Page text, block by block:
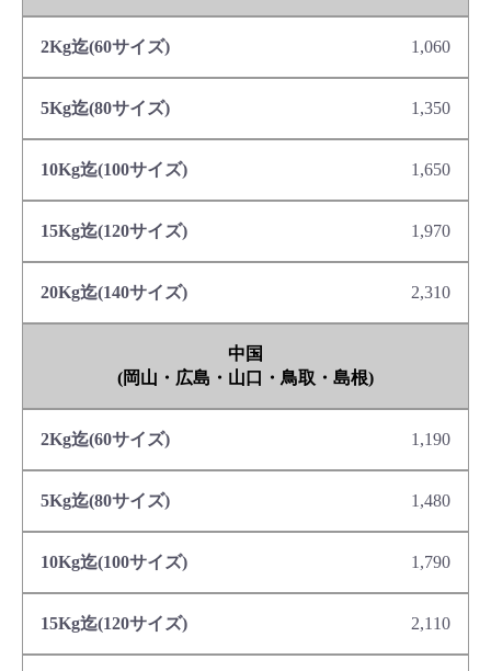
1,060
1,350
1,650
1,970
2,310
中国
(岡山・広島・山口・鳥取・島根)
1,190
1,480
1,790
2,110